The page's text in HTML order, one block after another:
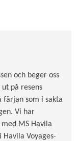
och beger oss
på resens
färjan som i sakta
Vi har
MS Havila
Voyages-